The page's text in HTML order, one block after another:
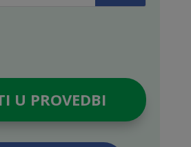
U PROVEDBI